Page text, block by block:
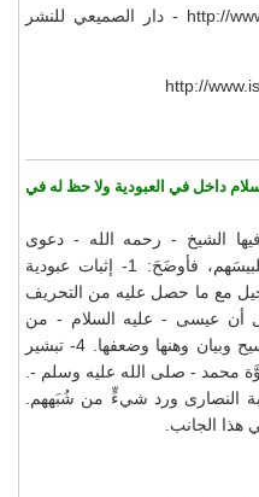
شبكة الألوكة http://www.alukah.net - دار الصميعي للنشر
http://
داخل في العبودية ولا حظ له في
الشيخ - رحمه الله - دعوى
النصارى من كتابهم، وبيَّن كذبَهم وتلبيسَهم، فأوضَحَ: 1- إثبات عبودية
مع ما حصل عليه من التحريف
الإنجيل أن عيسى - عليه السلام - من
البشر. 3- كشف أسطورة صلب المسيح وبيان وهنها وضعفها. 4- تبشير
محمد - صلى الله عليه وسلم -.
النصارى ورد شيءٍّ من شُبَههم.